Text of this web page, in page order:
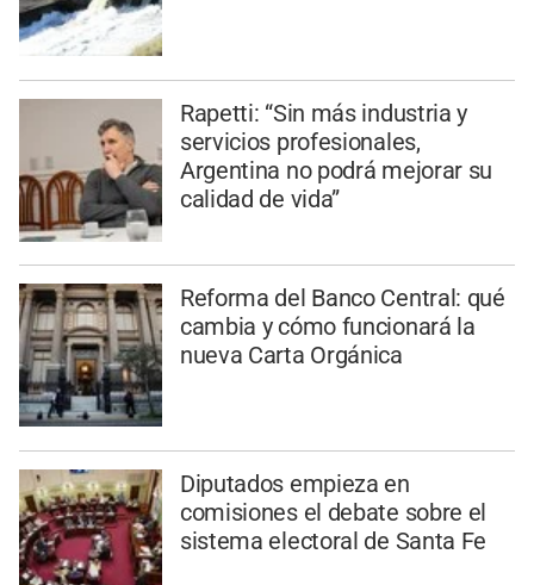
Rapetti: “Sin más industria y
servicios profesionales,
Argentina no podrá mejorar su
calidad de vida”
Reforma del Banco Central: qué
cambia y cómo funcionará la
nueva Carta Orgánica
Diputados empieza en
comisiones el debate sobre el
sistema electoral de Santa Fe